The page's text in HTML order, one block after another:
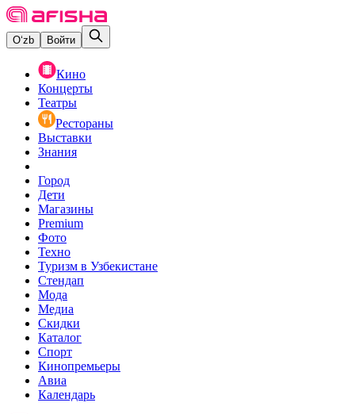
O‘zb Войти
Кино
Концерты
Театры
Рестораны
Выставки
Знания
Город
Дети
Магазины
Premium
Фото
Техно
Туризм в Узбекистане
Стендап
Мода
Медиа
Скидки
Каталог
Спорт
Кинопремьеры
Авиа
Календарь